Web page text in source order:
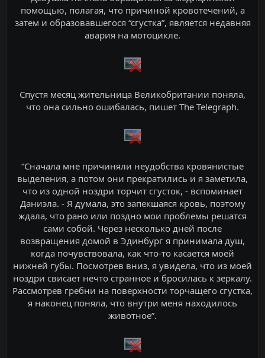
помощью, полагая, что причиной кровотечений, а
затем и образовавшегося “сгустка”, является недавняя
авария на мотоцикле.
Спустя месяц жительница Великобритании поняла,
что она сильно ошибалась, пишет The Telegraph.
“Сначала мне причиняли неудобства кровянистые
выделения, а потом они прекратились и я заметила,
что из одной ноздри торчит сгусток, - вспоминает
Даниэла. - Я думала, это запекшаяся кровь, поэтому
ждала, что рано или поздно мои проблемы решатся
сами собой. Через несколько дней после
возвращения домой в Эдинбург я принимала душ,
когда почувствовала, как что-то касается моей
нижней губы. Посмотрев вниз, я увидела, что из моей
ноздри свисает нечто странное и бросилась к зеркалу.
Рассмотрев гребни на поверхности торчащего сгустка,
я наконец поняла, что внутри меня находилось
животное”.